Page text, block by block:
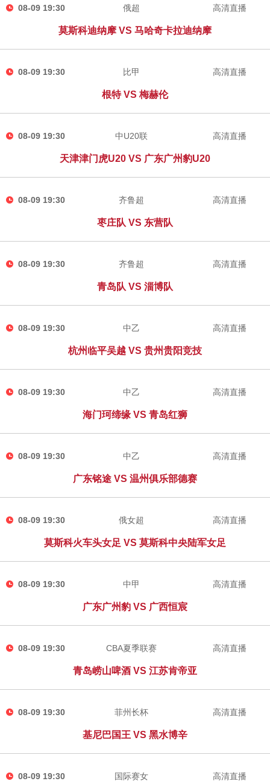
08-09 19:30 俄超
莫斯科迪纳摩 VS 马哈奇卡拉迪纳摩
高清直播
08-09 19:30 比甲
根特 VS 梅赫伦
高清直播
08-09 19:30 中U20联
天津津门虎U20 VS 广东广州豹U20
高清直播
08-09 19:30 齐鲁超
枣庄队 VS 东营队
高清直播
08-09 19:30 齐鲁超
青岛队 VS 淄博队
高清直播
08-09 19:30 中乙
杭州临平吴越 VS 贵州贵阳竞技
高清直播
08-09 19:30 中乙
海门珂缔缘 VS 青岛红狮
高清直播
08-09 19:30 中乙
广东铭途 VS 温州俱乐部德赛
高清直播
08-09 19:30 俄女超
莫斯科火车头女足 VS 莫斯科中央陆军女足
高清直播
08-09 19:30 中甲
广东广州豹 VS 广西恒宸
高清直播
08-09 19:30 CBA夏季联赛
青岛崂山啤酒 VS 江苏肯帝亚
高清直播
08-09 19:30 菲州长杯
基尼巴国王 VS 黑水博辛
高清直播
08-09 19:30 国际赛女 高清直播